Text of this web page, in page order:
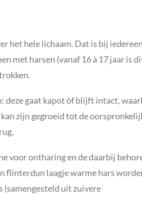
het hele lichaam. Dat is bij iedereen
met harsen (vanaf 16 à 17 jaar is
deze gaat kapot òf blijft intact,
zijn gegroeid tot de
voor ontharing en de daarbij
flinterdun laagje warme hars
(samengesteld uit zuivere